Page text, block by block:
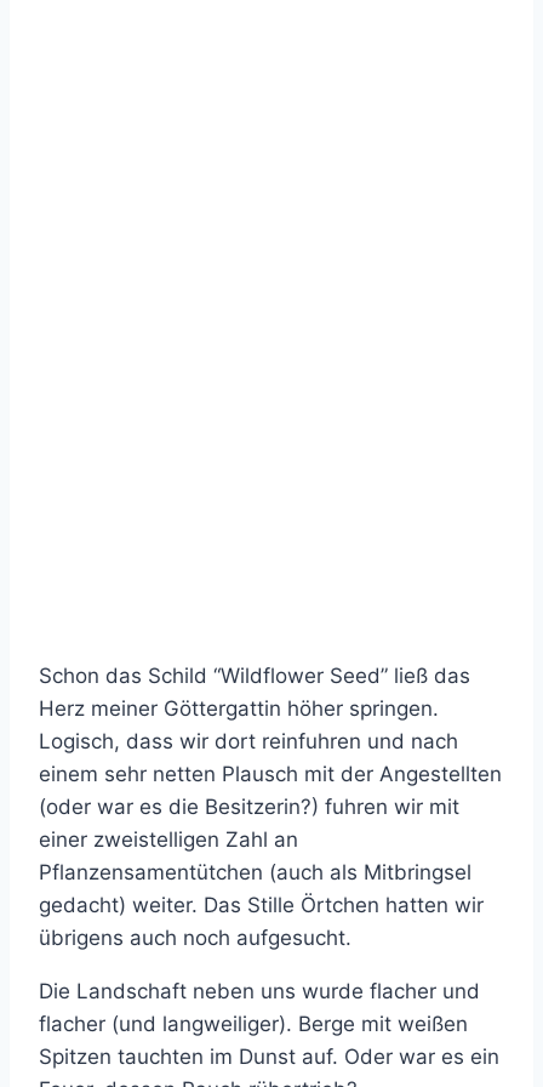
Schon das Schild “Wildflower Seed” ließ das
Herz meiner Göttergattin höher springen.
Logisch, dass wir dort reinfuhren und nach
einem sehr netten Plausch mit der Angestellten
(oder war es die Besitzerin?) fuhren wir mit
einer zweistelligen Zahl an
Pflanzensamentütchen (auch als Mitbringsel
gedacht) weiter. Das Stille Örtchen hatten wir
übrigens auch noch aufgesucht.
Die Landschaft neben uns wurde flacher und
flacher (und langweiliger). Berge mit weißen
Spitzen tauchten im Dunst auf. Oder war es ein